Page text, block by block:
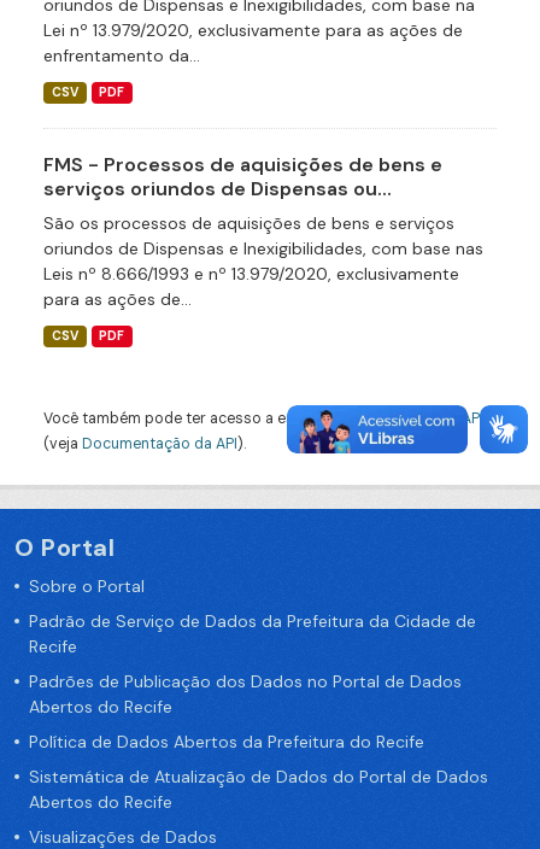
oriundos de Dispensas e Inexigibilidades, com base na
Lei nº 13.979/2020, exclusivamente para as ações de
enfrentamento da...
CSV PDF
FMS - Processos de aquisições de bens e
serviços oriundos de Dispensas ou...
São os processos de aquisições de bens e serviços
oriundos de Dispensas e Inexigibilidades, com base nas
Leis nº 8.666/1993 e nº 13.979/2020, exclusivamente
para as ações de...
CSV PDF
Você também pode ter acesso a esses registros usando a
API
(veja Documentação da API).
O Portal
Sobre o Portal
Padrão de Serviço de Dados da Prefeitura da Cidade de
Recife
Padrões de Publicação dos Dados no Portal de Dados
Abertos do Recife
Política de Dados Abertos da Prefeitura do Recife
Sistemática de Atualização de Dados do Portal de Dados
Abertos do Recife
Visualizações de Dados